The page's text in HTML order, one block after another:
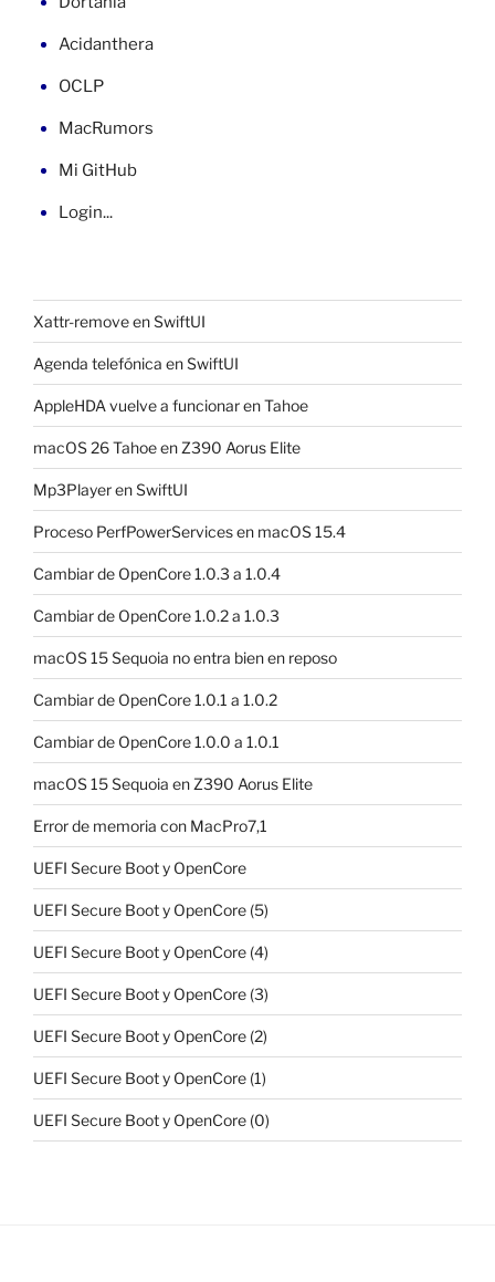
Acidanthera
OCLP
MacRumors
Mi GitHub
Login...
Xattr-remove en SwiftUI
Agenda telefónica en SwiftUI
AppleHDA vuelve a funcionar en Tahoe
macOS 26 Tahoe en Z390 Aorus Elite
Mp3Player en SwiftUI
Proceso PerfPowerServices en macOS 15.4
Cambiar de OpenCore 1.0.3 a 1.0.4
Cambiar de OpenCore 1.0.2 a 1.0.3
macOS 15 Sequoia no entra bien en reposo
Cambiar de OpenCore 1.0.1 a 1.0.2
Cambiar de OpenCore 1.0.0 a 1.0.1
macOS 15 Sequoia en Z390 Aorus Elite
Error de memoria con MacPro7,1
UEFI Secure Boot y OpenCore
UEFI Secure Boot y OpenCore (5)
UEFI Secure Boot y OpenCore (4)
UEFI Secure Boot y OpenCore (3)
UEFI Secure Boot y OpenCore (2)
UEFI Secure Boot y OpenCore (1)
UEFI Secure Boot y OpenCore (0)